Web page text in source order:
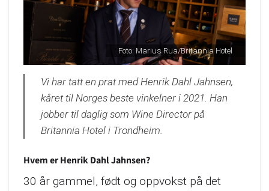
Foto: Marius Rua/Britannia Hotel
Vi har tatt en prat med Henrik Dahl Jahnsen,
kåret til Norges beste vinkelner i 2021. Han
jobber til daglig som Wine Director på
Britannia Hotel i Trondheim.
Hvem er Henrik Dahl Jahnsen?
30 år gammel, født og oppvokst på det